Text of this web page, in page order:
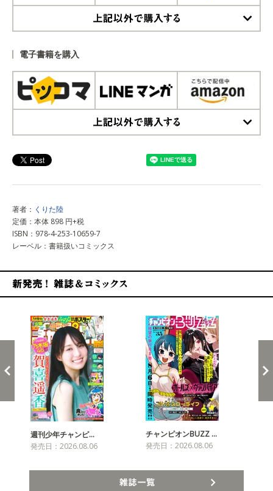
電子書籍を購入
著者： くりた陸
定価：本体 898 円+税
ISBN：978-4-253-10659-7
レーベル：書籍扱いコミックス
週刊少年チャンピ…
発売日：2026.08.06
チャンピオンBUZZ …
発売日：2026.08.06